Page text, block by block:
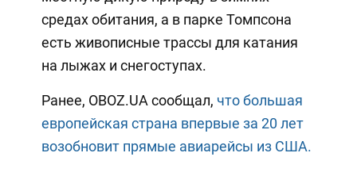
средах обитания, а в парке Томпсона
есть живописные трассы для катания
на лыжах и снегоступах.
Ранее, OBOZ.UA сообщал, что большая
европейская страна впервые за 20 лет
возобновит прямые авиарейсы из США.